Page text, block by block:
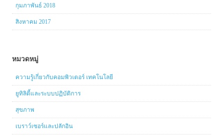
กุมภาพันธ์ 2018
สิงหาคม 2017
หมวดหมู่
ความรู้เกี่ยวกับคอมพิวเตอร์ เทคโนโลยี
ยูทิลิตี้และระบบปฏิบัติการ
สุขภาพ
เบราว์เซอร์และปลักอิน